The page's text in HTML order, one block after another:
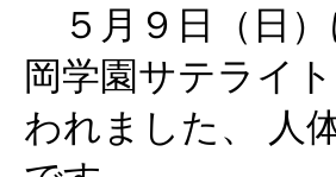
５月９日（日）
岡学園サテライ
われました、 人